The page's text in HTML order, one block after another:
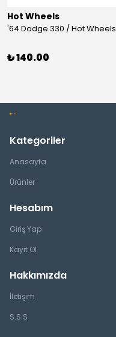
Hot Wheels
'64 Dodge 330 / Hot Wheels
₺ 140.00
Kategoriler
Anasayfa
Ürünler
Hesabım
Giriş Yap
Kayıt Ol
Hakkımızda
İletişim
S.S.S